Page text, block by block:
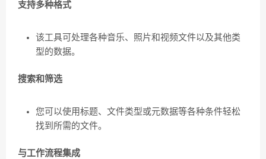
支持多种格式
该工具可处理各种音乐、照片和视频文件以及其他类
型的数据。
搜索和筛选
您可以使用标题、文件类型或元数据等各种条件轻松
找到所需的文件。
与工作流程集成